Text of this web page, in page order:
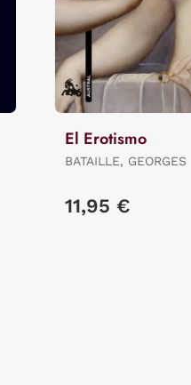
El Erotismo
BATAILLE, GEORGES
11,95 €